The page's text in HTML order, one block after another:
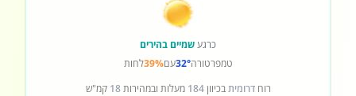
כרגעשמיים בהירים
טמפרטורה32°עם39%לחות
רוחדרומיתבכיוון184 מעלות ובמהירות18 קמ"ש